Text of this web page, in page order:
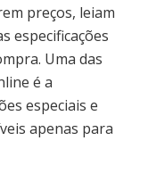
preços, leiam
especificações
Uma das
é a
especiais e
apenas para